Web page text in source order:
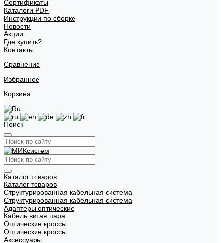
Сертификаты
Каталоги PDF
Инструкции по сборке
Новости
Акции
Где купить?
Контакты
Сравнение
Избранное
Корзина
Поиск
Каталог товаров
Каталог товаров
Структурированная кабельная система
Структурированная кабельная система
Адаптеры оптические
Кабель витая пара
Оптические кроссы
Оптические кроссы
Аксессуары